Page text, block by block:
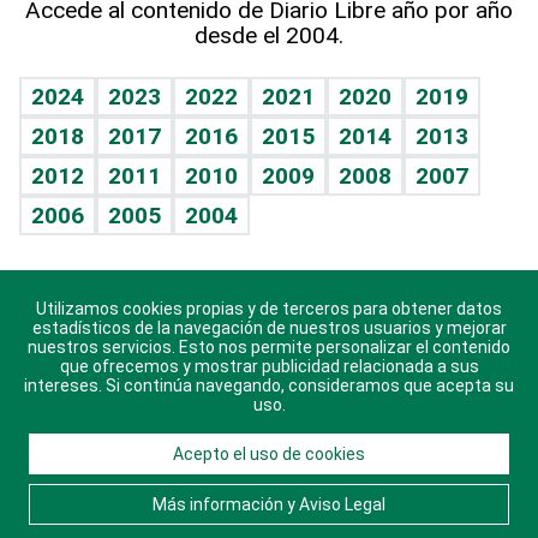
Vida y familia
Eñe
Celebrando la vida
Sin complejos
En pocas palabras
Escuchando al corazón
Economía Personal
TBT Deportivo
Guía del dinero
Horóscopos
Crucigramas
Accede al contenido de Diario Libre año por año
desde el 2004.
2024 2023 2022 2021 2020
2019
2018
2017 2016 2015 2014
2013
2012
2011 2010 2009 2008
2007
2006
2005 2004
Descarga nuestras aplicaciones para Android, iOS y
sistema Huawei.
© 2021 Diario Libre, todos los derechos reservados.
Consulta elAviso Legal. Ponte en Contacto
nosotros y conoce más sobre Diario Libre
Utilizamos cookies propias y de terceros para obtener datos
estadísticos de la navegación de nuestros usuarios y mejorar
nuestros servicios. Esto nos permite personalizar el contenido
que ofrecemos y mostrar publicidad relacionada a sus
intereses. Si continúa navegando, consideramos que acepta su
uso.
Acepto el uso de cookies
Más información y Aviso Legal